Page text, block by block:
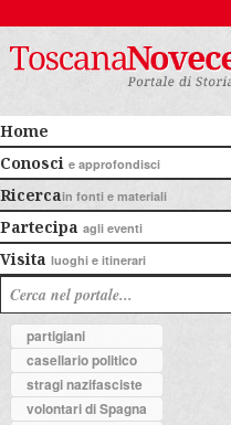
Home
Conosci e approfondisci
Ricercain fonti e materiali
Partecipa agli eventi
Visita luoghi e itinerari
partigiani
casellario politico
stragi nazifasciste
volontari di Spagna